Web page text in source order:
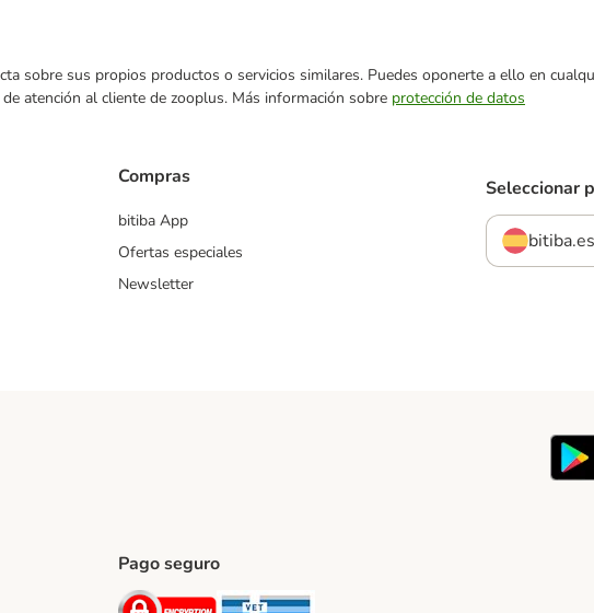
sobre sus propios productos o servicios similares. Puedes oponerte a ello en
atención al cliente de zooplus. Más información sobre protección de datos
Compras
bitiba App
Ofertas especiales
Newsletter
Seleccionar
Method
Shipping Method
Pago seguro
Security